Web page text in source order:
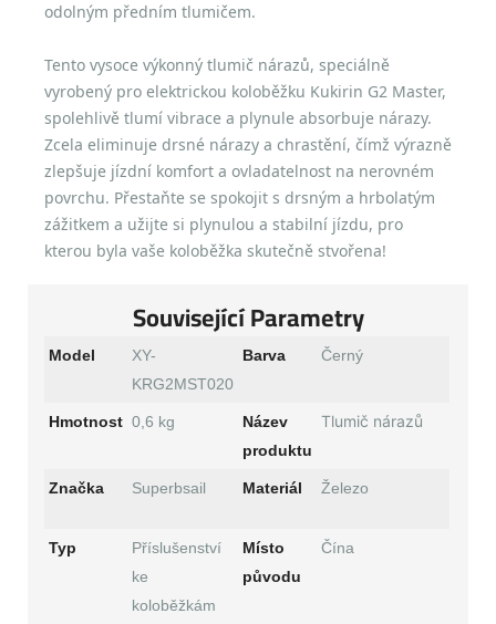
odolným předním tlumičem.
Tento vysoce výkonný tlumič nárazů, speciálně
vyrobený pro elektrickou koloběžku Kukirin G2 Master,
spolehlivě tlumí vibrace a plynule absorbuje nárazy.
Zcela eliminuje drsné nárazy a chrastění, čímž výrazně
zlepšuje jízdní komfort a ovladatelnost na nerovném
povrchu. Přestaňte se spokojit s drsným a hrbolatým
zážitkem a užijte si plynulou a stabilní jízdu, pro
kterou byla vaše koloběžka skutečně stvořena!
Související Parametry
Model
XY-
KRG2MST020
Barva Černý
Hmotnost 0,6 kg
Název
produktu
Tlumič nárazů
Značka Superbsail Materiál Železo
Typ
Příslušenství
ke
koloběžkám
Místo
původu
Čína